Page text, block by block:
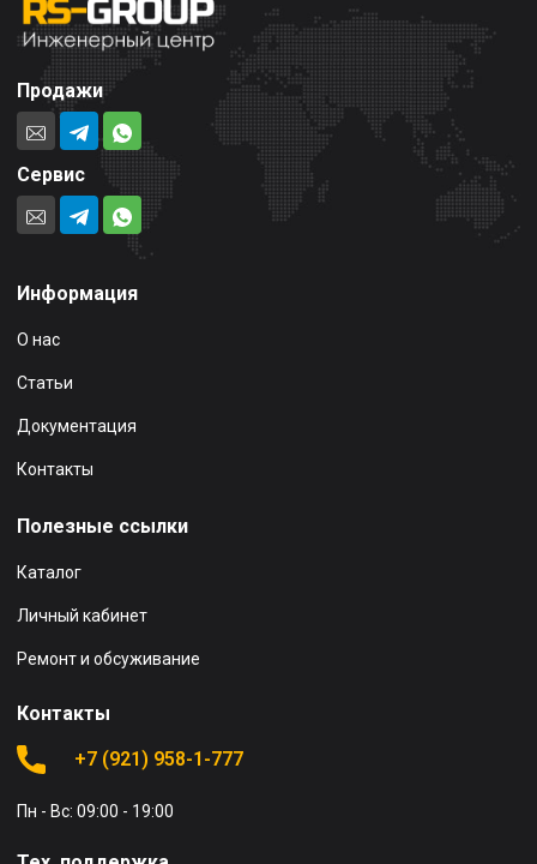
Продажи
Сервис
Информация
О нас
Статьи
Документация
Контакты
Полезные ссылки
Каталог
Личный кабинет
Ремонт и обсуживание
Контакты
+7 (921) 958-1-777
Пн - Вс: 09:00 - 19:00